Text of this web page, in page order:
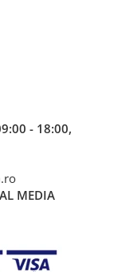
- 18:00,
MEDIA